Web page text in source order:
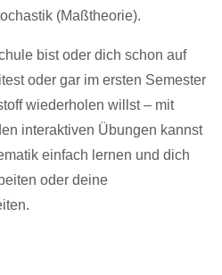
(Maßtheorie).
bist oder dich schon auf
oder gar im ersten Semester
wiederholen willst – mit
interaktiven Übungen kannst
einfach lernen und dich
oder deine